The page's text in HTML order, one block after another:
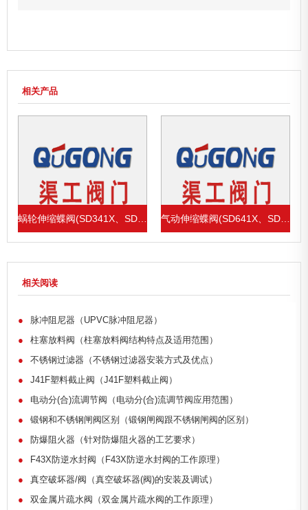
相关产品
蜗轮伸缩蝶阀(SD341X、SD343H) 气动伸缩蝶阀(SD641X、SD643H)
相关阅读
●
脉冲阻尼器（UPVC脉冲阻尼器）
●
柱塞放料阀（柱塞放料阀结构特点及适用范围）
●
不锈钢过滤器（不锈钢过滤器安装方式及优点）
●
J41F塑料截止阀（J41F塑料截止阀）
●
电动分(合)流调节阀（电动分(合)流调节阀应用范围）
●
锻钢和不锈钢闸阀区别（锻钢闸阀跟不锈钢闸阀的区别）
●
防爆阻火器（针对防爆阻火器的工艺要求）
●
F43X防逆水封阀（F43X防逆水封阀的工作原理）
●
真空破坏器/阀（真空破坏器(阀)的安装及调试）
●
双金属片疏水阀（双金属片疏水阀的工作原理）